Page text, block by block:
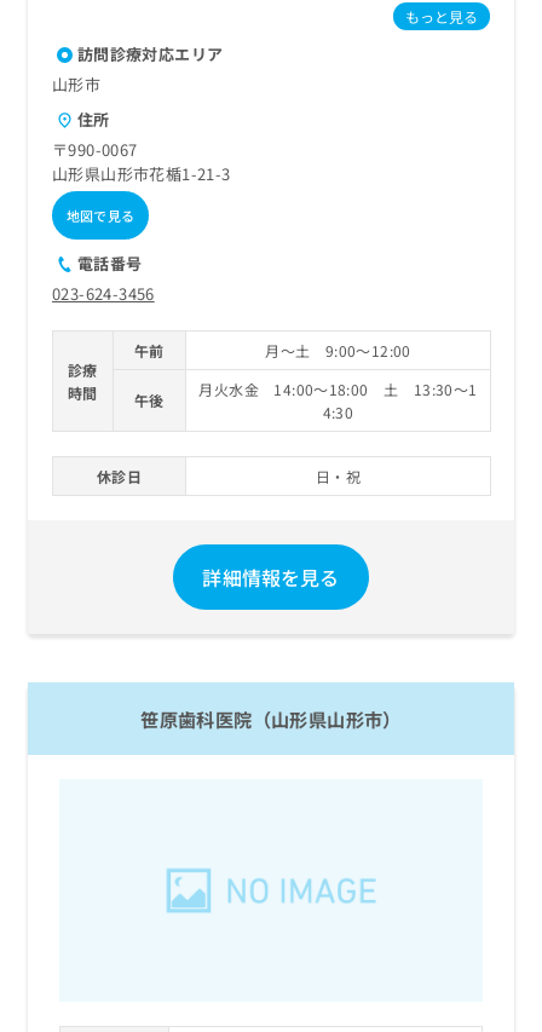
もっと見る
訪問診療対応エリア
山形市
住所
〒990-0067
山形県山形市花楯1-21-3
地図で見る
電話番号
023-624-3456
診療
時間
午前 月～土 9:00～12:00
午後
月火水金 14:00～18:00 土 13:30～1
4:30
休診日 日・祝
詳細情報を見る
笹原歯科医院（山形県山形市）